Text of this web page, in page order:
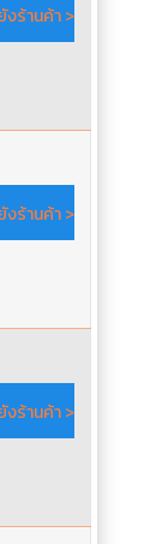
งร้านค้า >
งร้านค้า >
งร้านค้า >